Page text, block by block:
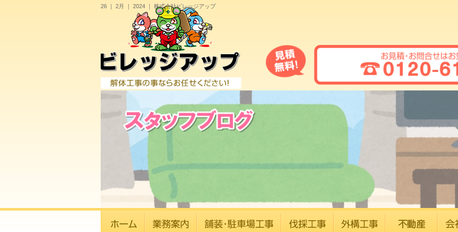
26 ｜ 2月 ｜ 2024 ｜ 株式会社ビレッジアップ